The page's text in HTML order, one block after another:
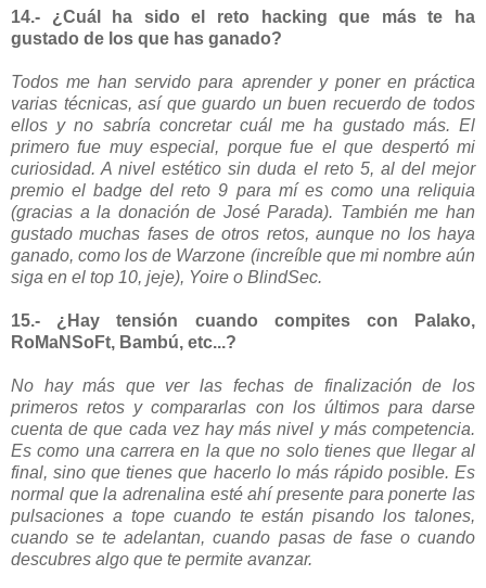
14.- ¿Cuál ha sido el reto hacking que más te ha
gustado de los que has ganado?
Todos me han servido para aprender y poner en práctica
varias técnicas, así que guardo un buen recuerdo de todos
ellos y no sabría concretar cuál me ha gustado más. El
primero fue muy especial, porque fue el que despertó mi
curiosidad. A nivel estético sin duda el reto 5, al del mejor
premio el badge del reto 9 para mí es como una reliquia
(gracias a la donación de José Parada). También me han
gustado muchas fases de otros retos, aunque no los haya
ganado, como los de Warzone (increíble que mi nombre aún
siga en el top 10, jeje), Yoire o BlindSec.
15.- ¿Hay tensión cuando compites con Palako,
RoMaNSoFt, Bambú, etc...?
No hay más que ver las fechas de finalización de los
primeros retos y compararlas con los últimos para darse
cuenta de que cada vez hay más nivel y más competencia.
Es como una carrera en la que no solo tienes que llegar al
final, sino que tienes que hacerlo lo más rápido posible. Es
normal que la adrenalina esté ahí presente para ponerte las
pulsaciones a tope cuando te están pisando los talones,
cuando se te adelantan, cuando pasas de fase o cuando
descubres algo que te permite avanzar.